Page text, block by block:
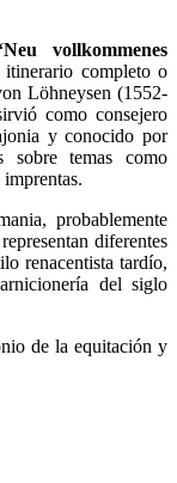
vollkommenes
completo o
Löhneysen (1552-
como consejero
y conocido por
sobre temas como
probablemente
diferentes
renacentista tardío,
del siglo
de la equitación y